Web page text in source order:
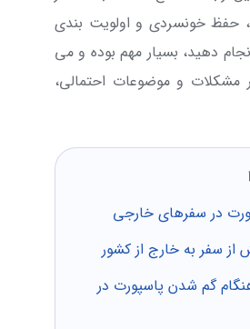
حفظ خونسردی و اولویت بندی
دهید، بسیار مهم بوده و می
مشکلات و موضوعات احتمالی،
در سفرهای خارجی
سفر به خارج از کشور
گم شدن پاسپورت در